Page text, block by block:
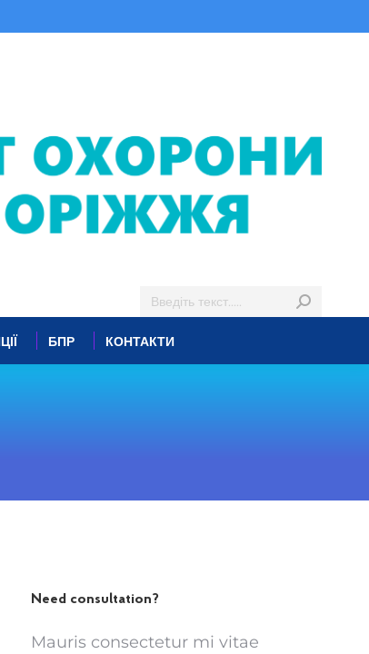
БПР КОНТАКТИ
Need consultation?
Mauris consectetur mi vitae